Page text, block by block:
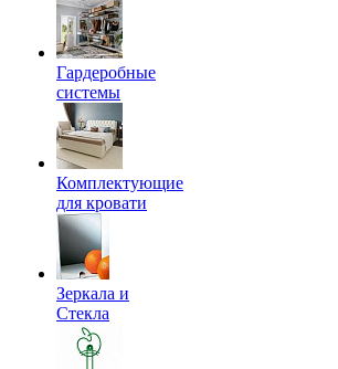
Гардеробные
системы
Комплектующие
для кровати
Зеркала и
Стекла